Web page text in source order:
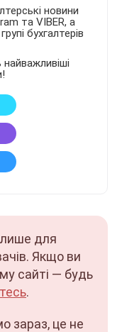
новини
та VIBER, а
бухгалтерів
лише для
Якщо ви
сайті — будь
.
зараз, це не